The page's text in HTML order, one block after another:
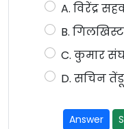
A. विरेंद्र
B. गिलखिस्ट
C. कुमार
D. सचिन
Answer